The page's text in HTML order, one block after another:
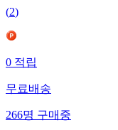
(2)
0적립
무료배송
266명구매중